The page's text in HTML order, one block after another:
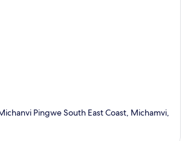
Pingwe South East Coast, Michamvi,